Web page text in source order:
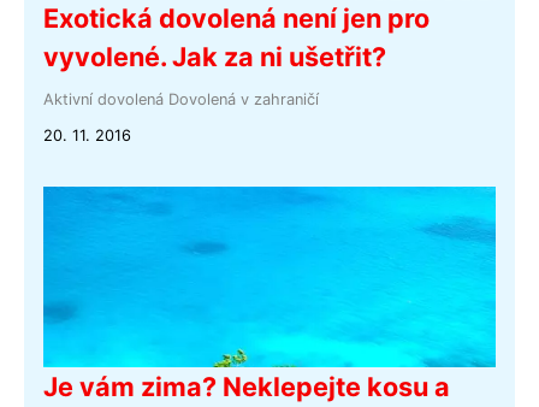
Exotická dovolená není jen pro
vyvolené. Jak za ni ušetřit?
Aktivní dovolená Dovolená v zahraničí
20. 11. 2016
Je vám zima? Neklepejte kosu a